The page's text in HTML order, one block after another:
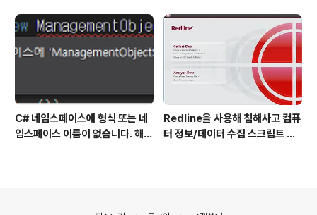
C# 네임스페이스에 형식 또는 네
임스페이스 이름이 없습니다. 해결
Redline을 사용해 침해사고 컴퓨
터 정보/데이터 수집 스크립트 작